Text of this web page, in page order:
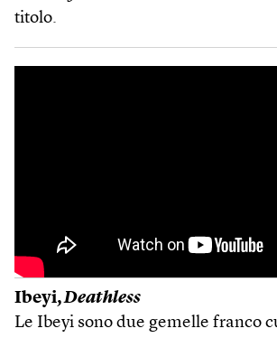
titolo.
Ibeyi,Deathless
Le Ibeyi sono due gemelle franco